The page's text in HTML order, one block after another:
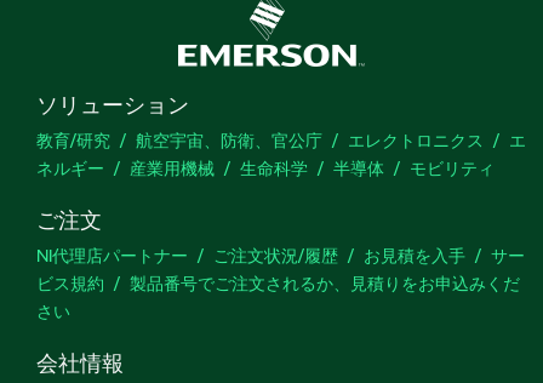
ソリューション
教育/研究 航空宇宙、防衛、官公庁 エレクトロニクス
エ
ネルギー
産業用機械 生命科学 半導体 モビリティ
ご注文
NI代理店パートナー ご注文状況/履歴 お見積を入手
サー
ビス規約
製品番号でご注文されるか、見積りをお申込みくだ
さい
会社情報